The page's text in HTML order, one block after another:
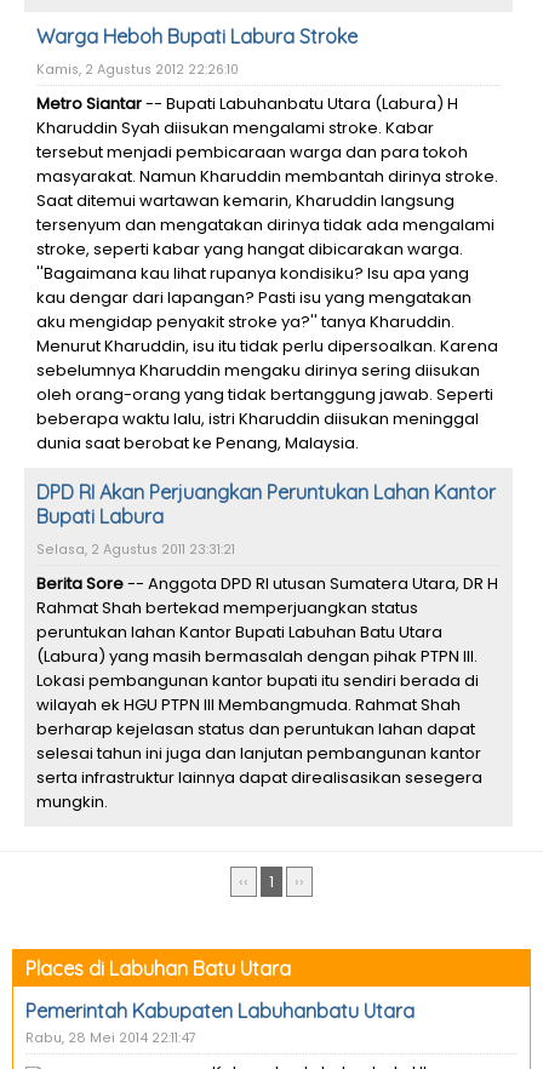
Warga Heboh Bupati Labura Stroke
Kamis, 2 Agustus 2012 22:26:10
Metro Siantar-- Bupati Labuhanbatu Utara (Labura) H
Kharuddin Syah diisukan mengalami stroke. Kabar
tersebut menjadi pembicaraan warga dan para tokoh
masyarakat. Namun Kharuddin membantah dirinya stroke.
Saat ditemui wartawan kemarin, Kharuddin langsung
tersenyum dan mengatakan dirinya tidak ada mengalami
stroke, seperti kabar yang hangat dibicarakan warga.
''Bagaimana kau lihat rupanya kondisiku? Isu apa yang
kau dengar dari lapangan? Pasti isu yang mengatakan
aku mengidap penyakit stroke ya?'' tanya Kharuddin.
Menurut Kharuddin, isu itu tidak perlu dipersoalkan. Karena
sebelumnya Kharuddin mengaku dirinya sering diisukan
oleh orang-orang yang tidak bertanggung jawab. Seperti
beberapa waktu lalu, istri Kharuddin diisukan meninggal
dunia saat berobat ke Penang, Malaysia.
DPD RI Akan Perjuangkan Peruntukan Lahan Kantor
Bupati Labura
Selasa, 2 Agustus 2011 23:31:21
Berita Sore-- Anggota DPD RI utusan Sumatera Utara, DR H
Rahmat Shah bertekad memperjuangkan status
peruntukan lahan Kantor Bupati Labuhan Batu Utara
(Labura) yang masih bermasalah dengan pihak PTPN III.
Lokasi pembangunan kantor bupati itu sendiri berada di
wilayah ek HGU PTPN III Membangmuda. Rahmat Shah
berharap kejelasan status dan peruntukan lahan dapat
selesai tahun ini juga dan lanjutan pembangunan kantor
serta infrastruktur lainnya dapat direalisasikan sesegera
mungkin.
‹‹ 1 ››
Places di Labuhan Batu Utara
Pemerintah Kabupaten Labuhanbatu Utara
Rabu, 28 Mei 2014 22:11:47